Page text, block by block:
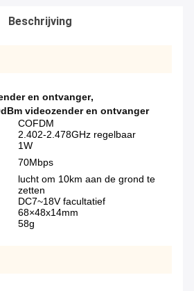
Beschrijving
en ontvanger,
videozender en ontvanger
COFDM
2.402-2.478GHz regelbaar
1W
70Mbps
lucht om 10km aan de grond te
zetten
DC7~18V facultatief
68×48x14mm
58g